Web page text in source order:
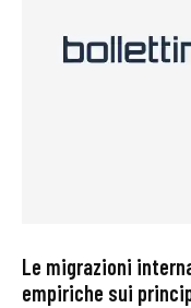
Le migrazioni
empiriche sui